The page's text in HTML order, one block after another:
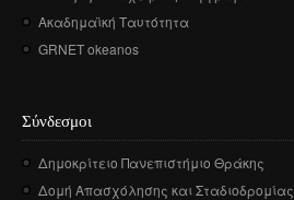
Ακαδημαϊκή Ταυτότητα
GRNET okeanos
Σύνδεσμοι
Δημοκρίτειο Πανεπιστήμιο Θράκης
Δομή Απασχόλησης και Σταδιοδρομίας